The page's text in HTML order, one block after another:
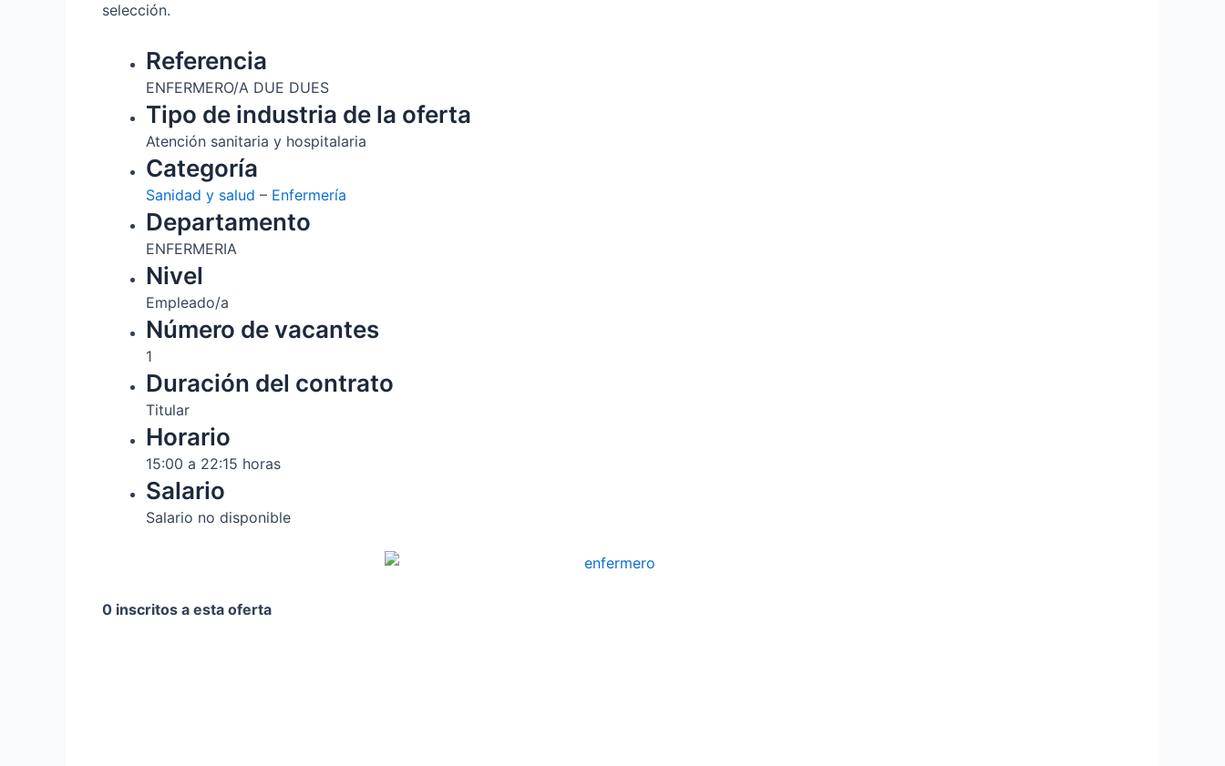
selección.
Referencia
ENFERMERO/A DUE DUES
Tipo de industria de la oferta
Atención sanitaria y hospitalaria
Categoría
Sanidad y salud – Enfermería
Departamento
ENFERMERIA
Nivel
Empleado/a
Número de vacantes
1
Duración del contrato
Titular
Horario
15:00 a 22:15 horas
Salario
Salario no disponible
0 inscritos a esta oferta